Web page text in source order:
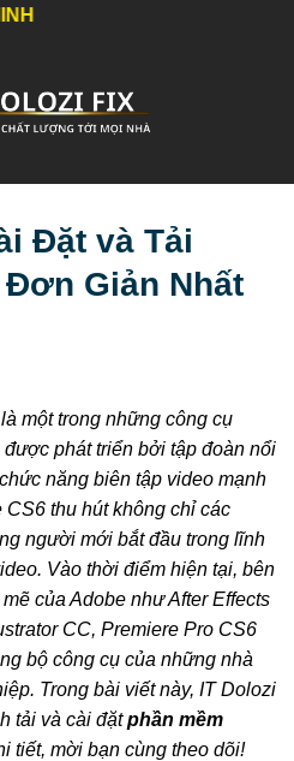
Đặt và Tải
Giản Nhất
là một trong những công cụ
phát triển bởi tập đoàn nổi
năng biên tập video mạnh
thu hút không chỉ các
người mới bắt đầu trong lĩnh
Vào thời điểm hiện tại, bên
của Adobe như After Effects
CC, Premiere Pro CS6
bộ công cụ của những nhà
Trong bài viết này, IT Dolozi
tải và cài đặtphần mềm
tiết, mời bạn cùng theo dõi!